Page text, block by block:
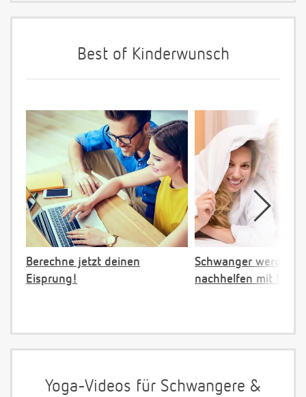
Best of Kinderwunsch
Berechne jetzt deinen
Eisprung!
Schwanger werden:
nachhelfen mit NFP
Yoga-Videos für Schwangere &